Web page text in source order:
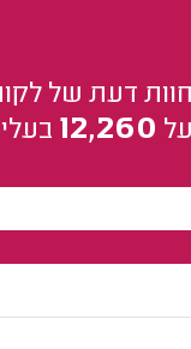
חוות דעת של
על 12,260